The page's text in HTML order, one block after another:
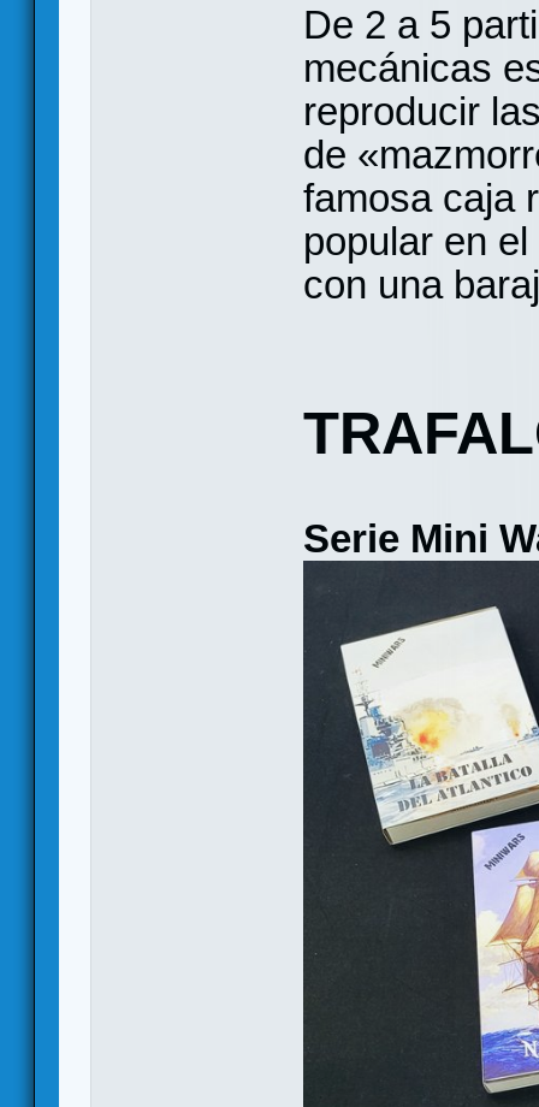
De 2 a 5
mecánicas
reproducir
de
famosa caja
popular en
con una
Serie Mini